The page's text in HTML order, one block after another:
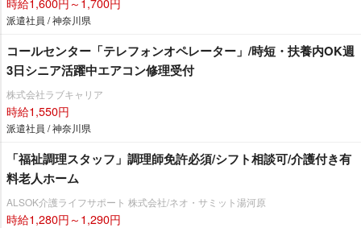
派遣社員 / 神奈川県
コールセンター「テレフォンオペレーター」/時短・扶養内OK週
3日シニア活躍中エアコン修理受付
株式会社ラブキャリア
時給1,550円
派遣社員 / 神奈川県
「福祉調理スタッフ」調理師免許必須/シフト相談可/介護付き有
料老人ホーム
ALSOK介護ライフサポート 株式会社/ネオ・サミット湯河原
時給1,280円～1,290円